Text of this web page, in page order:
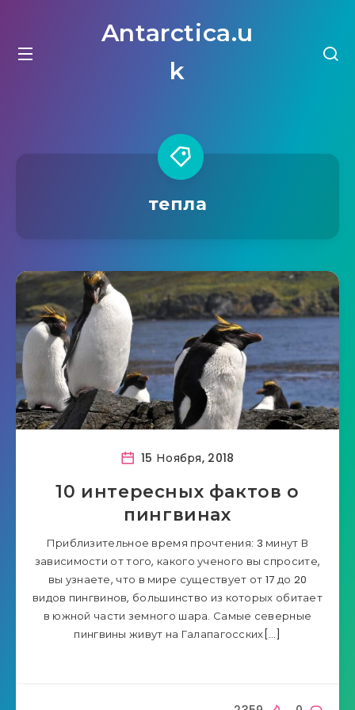
Antarctica.u
k
тепла
15 Ноября, 2018
10 интересных фактов о
пингвинах
Приблизительное время прочтения: 3 минут В
зависимости от того, какого ученого вы спросите,
вы узнаете, что в мире существует от 17 до 20
видов пингвинов, большинство из которых обитает
в южной части земного шара. Самые северные
пингвины живут на Галапагосских[…]